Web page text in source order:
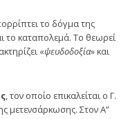
το δόγμα της
το καταπολεμά. Το θεωρεί
«ψευδοδοξία» και
, τον οποίο επι­καλείται ο Γ.
με­τενσάρκωσης. Στον Α”